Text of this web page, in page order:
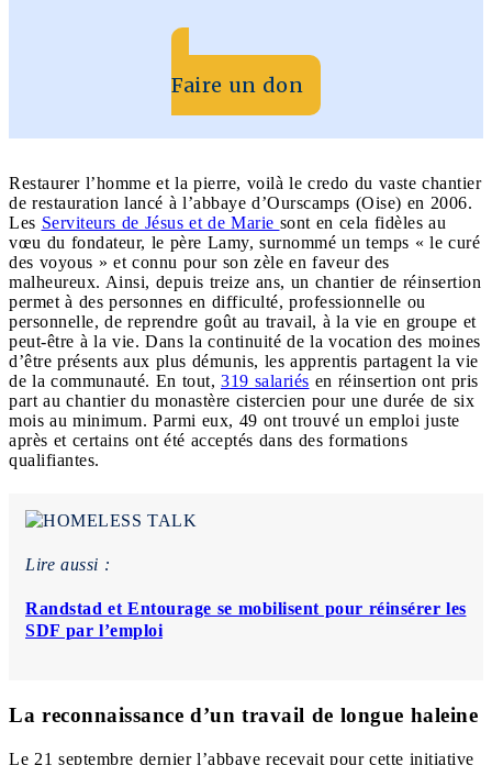
Faire un don
Restaurer l’homme et la pierre, voilà le credo du vaste chantier
de restauration lancé à l’abbaye d’Ourscamps (Oise) en 2006.
Les Serviteurs de Jésus et de Marie sont en cela fidèles au
vœu du fondateur, le père Lamy, surnommé un temps « le curé
des voyous » et connu pour son zèle en faveur des
malheureux. Ainsi, depuis treize ans, un chantier de réinsertion
permet à des personnes en difficulté, professionnelle ou
personnelle, de reprendre goût au travail, à la vie en groupe et
peut-être à la vie. Dans la continuité de la vocation des moines
d’être présents aux plus démunis, les apprentis partagent la vie
de la communauté. En tout, 319 salariés en réinsertion ont pris
part au chantier du monastère cistercien pour une durée de six
mois au minimum. Parmi eux, 49 ont trouvé un emploi juste
après et certains ont été acceptés dans des formations
qualifiantes.
Lire aussi :
Randstad et Entourage se mobilisent pour réinsérer les
SDF par l’emploi
La reconnaissance d’un travail de longue haleine
Le 21 septembre dernier l’abbaye recevait pour cette initiative